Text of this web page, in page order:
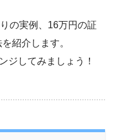
の実例、16万円の証
紹介します。
ジしてみましょう！